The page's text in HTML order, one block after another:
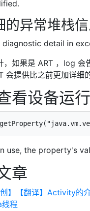
的异常堆栈
diagnostic detail in
，如果是 ART ，log
会提供比之前更加详细
看设备运
use, the property's
章
创】【翻译】Activity的
程